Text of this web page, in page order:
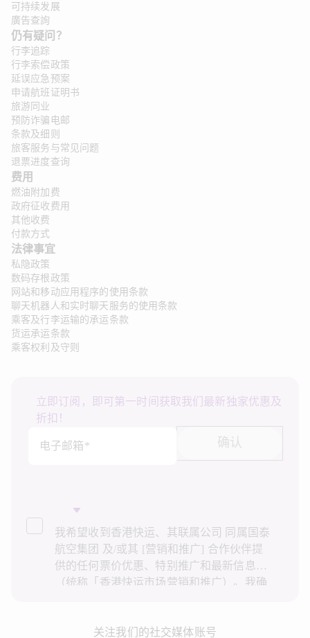
可持续发展
廣告查詢
仍有疑问？
行李追踪
行李索偿政策
延误应急预案
申请航班证明书
旅游同业
预防诈骗电邮
条款及细则
旅客服务与常见问题
退票进度查询
费用
燃油附加费
政府征收费用
其他收费
付款方式
法律事宜
私隐政策
数码存根政策
网站和移动应用程序的使用条款
聊天机器人和实时聊天服务的使用条款
乘客及行李运输的承运条款
货运承运条款
乘客权利及守则
立即订阅，即可第一时间获取我们最新独家优惠及
折扣！
电子邮箱*
确认
我希望收到香港快运、其联属公司 同属国泰
航空集团 及/或其 [营销和推广] 合作伙伴提
供的任何票价优惠、特别推广和最新信息
（统称「香港快运市场营销和推广）。我确
务历史记录进行直接市场营销和推广。我知
关注我们的社交媒体账号